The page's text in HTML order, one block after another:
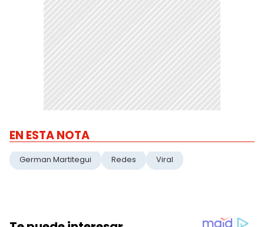
EN ESTA NOTA
German Martitegui Redes Viral